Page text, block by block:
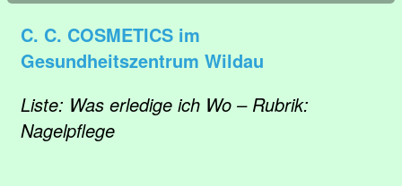
C. C. COSMETICS im
Gesundheitszentrum Wildau
Liste: Was erledige ich Wo – Rubrik:
Nagelpflege